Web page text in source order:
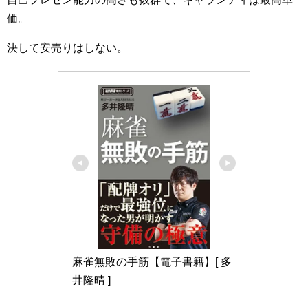
価。
決して安売りはしない。
麻雀無敗の手筋【電子書籍】[ 多
井隆晴 ]